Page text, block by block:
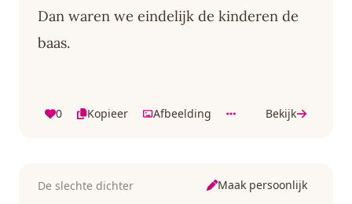
Dan waren we eindelijk de kinderen de
baas.
0 Kopieer Afbeelding Bekijk
De slechte dichter Maak persoonlijk